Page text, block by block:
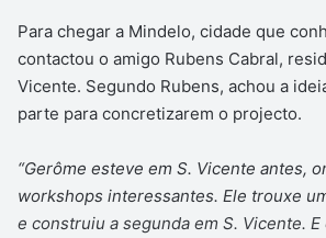
Para chegar a Mindelo, cidade que
contactou o amigo Rubens Cabral,
Vicente. Segundo Rubens, achou a
parte para concretizarem o projecto.
“Gerôme esteve em S. Vicente antes,
workshops interessantes. Ele trouxe
e construiu a segunda em S. Vicente.